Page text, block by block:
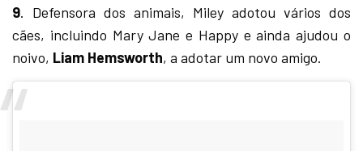
9. Defensora dos animais, Miley adotou vários dos
cães, incluindo Mary Jane e Happy e ainda ajudou o
noivo, Liam Hemsworth, a adotar um novo amigo.